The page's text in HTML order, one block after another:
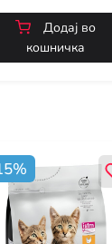
Додај во
кошничка
%